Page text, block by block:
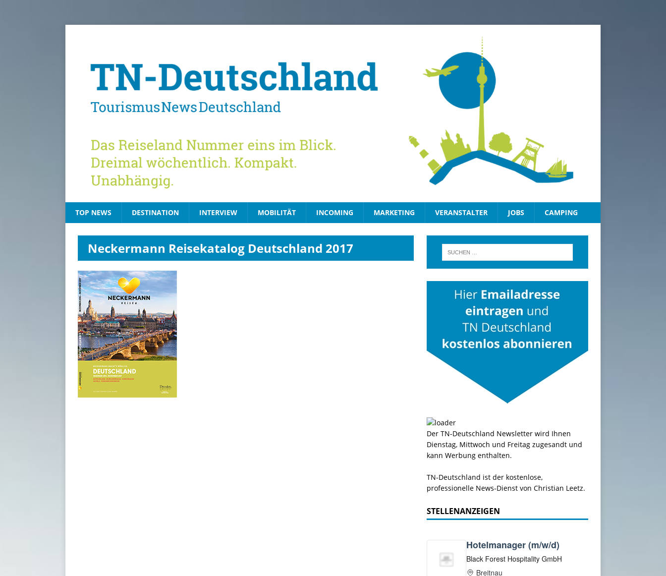
TOP NEWS DESTINATION INTERVIEW MOBILITÄT INCOMING MARKETING VERANSTALTER JOBS CAMPING
Neckermann Reisekatalog Deutschland 2017
Der TN-Deutschland Newsletter wird Ihnen
Dienstag, Mittwoch und Freitag zugesandt und
kann Werbung enthalten.
TN-Deutschland ist der kostenlose,
professionelle News-Dienst von Christian Leetz.
STELLENANZEIGEN